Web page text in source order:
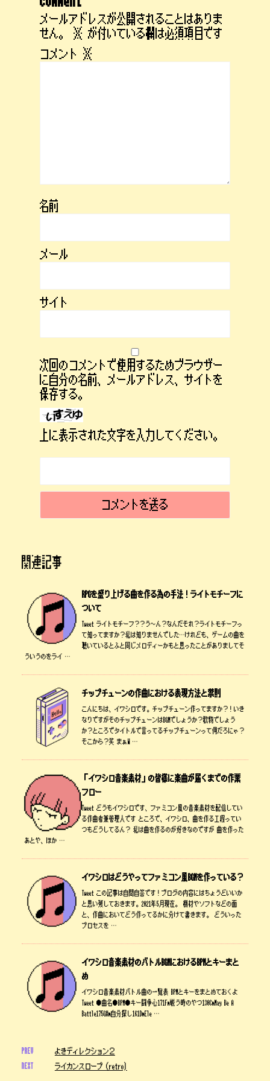
メールアドレスが公開されることはありま
せん。
※ が付いている欄は必須項目です
コメント ※
名前
メール
サイト
次回のコメントで使用するためブラウザー
に自分の名前、メールアドレス、サイトを
保存する。
上に表示された文字を入力してください。
関連記事
RPGを盛り上げる曲を作る為の手法！ライトモチーフに
ついて
Tweet ライトモチーフ？？う～ん？なんだそれ？ライトモチーフっ
て知ってますか？私は知りませんでした…けれども、ゲームの曲を
聴いているとふと同じメロディーかもと思ったことがありましてそ
ういうのをライ …
チップチューンの作曲における表現方法と禁則
こんにちは、イワシロです。チップチューン作ってますか？！いき
なりですがそのチップチューンはBGMでしょうか？歌物でしょう
か？ところでタイトルで言ってるチップチューンって何だろにゃ？
そこから？笑 まぁW …
「イワシロ音楽素材」の皆様に楽曲が届くまでの作業
フロー
Tweet どうもイワシロです、ファミコン風の音楽素材を配信してい
る作曲者兼管理人です ところで、イワシロ、曲を作る工程ってい
つもどうしてるん？ 私は曲を作るのが好きなのですが 曲を作った
あとや、ほか …
イワシロはどうやってファミコン風BGMを作っている？
Tweet この記事は自問自答です！ブログの内容にはちょうどいいか
と思い残しておきます。2021年5月現在。 機材やソフトなどの面
と、作曲においてどう作ってるかに分けて書きます。 どういった
プロセスを …
イワシロ音楽素材のバトルBGMにおけるBPMとキーまと
め
イワシロ音楽素材バトル曲の一覧表 BPMとキーをまとめておくよ
Tweet ●曲名●BPM●キー闘争心171Fm戦う時のやつ130CmMay Be A
Battle175G#m自分探し161DmEle …
PREV よきディレクション２
NEXT ライカンスロープ（retro)